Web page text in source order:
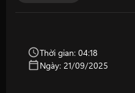
Thời gian: 04:18
Ngày: 21/09/2025